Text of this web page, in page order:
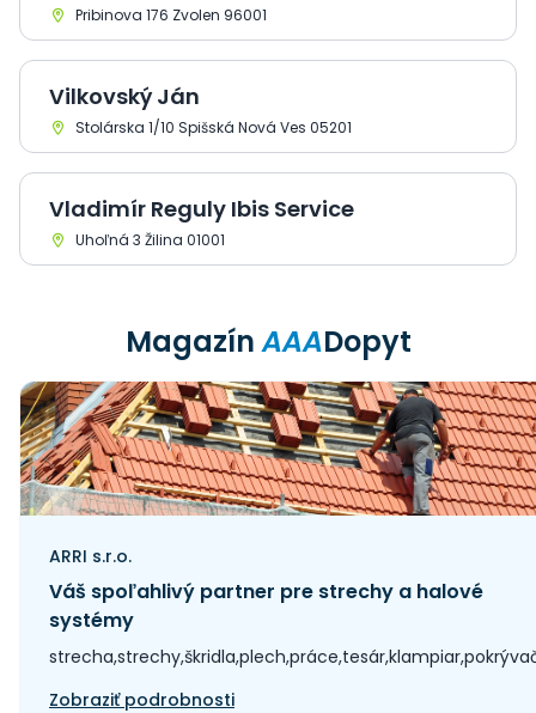
Pribinova 176 Zvolen 96001
Vilkovský Ján
Stolárska 1/10 Spišská Nová Ves 05201
Vladimír Reguly Ibis Service
Uhoľná 3 Žilina 01001
MagazínAAADopyt
ARRI s.r.o.
Váš spoľahlivý partner pre strechy a halové
systémy
Zobraziť podrobnosti